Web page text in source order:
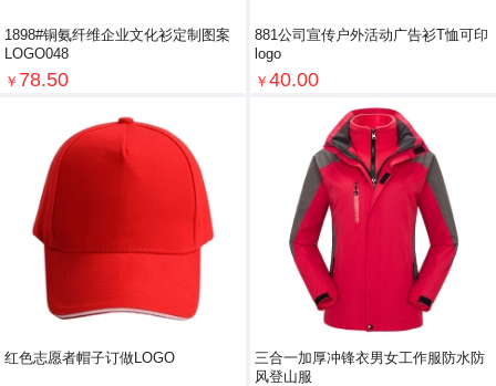
1898#铜氨纤维企业文化衫定制图案
LOGO048
￥ 78.50
881公司宣传户外活动广告衫T恤可印
logo
￥ 40.00
红色志愿者帽子订做LOGO
三合一加厚冲锋衣男女工作服防水防
风登山服